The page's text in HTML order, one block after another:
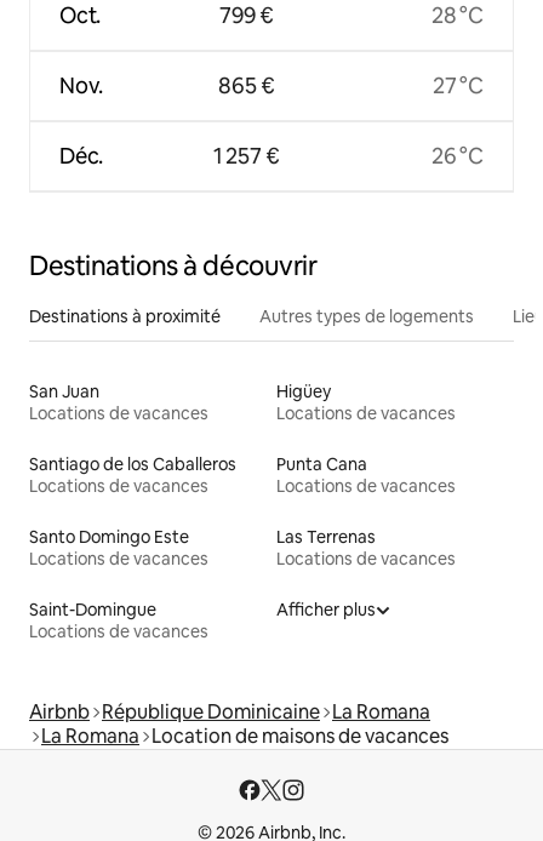
Oct.
Nov.
Déc.
799 €
865 €
1 257 €
28 °C
27 °C
26 °C
Destinations à découvrir
Destinations à proximité Autres types de logements
San Juan
Locations de vacances
Higüey
Locations de vacances
Santiago de los Caballeros
Locations de vacances
Punta Cana
Locations de vacances
Santo Domingo Este
Locations de vacances
Las Terrenas
Locations de vacances
Saint-Domingue
Locations de vacances
Afficher plus
Airbnb République Dominicaine La Romana
La Romana Location de maisons de vacances
© 2026 Airbnb, Inc.